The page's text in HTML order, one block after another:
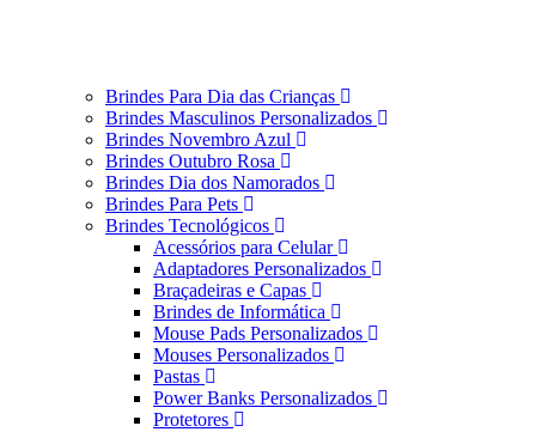
Brindes Para Dia das Crianças
Brindes Masculinos Personalizados
Brindes Novembro Azul
Brindes Outubro Rosa
Brindes Dia dos Namorados
Brindes Para Pets
Brindes Tecnológicos
Acessórios para Celular
Adaptadores Personalizados
Braçadeiras e Capas
Brindes de Informática
Mouse Pads Personalizados
Mouses Personalizados
Pastas
Power Banks Personalizados
Protetores